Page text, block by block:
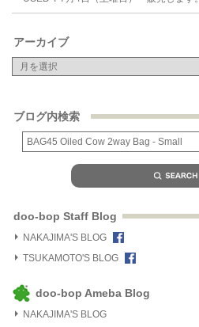
アーカイブ
ブログ内検索
doo-bop Staff Blog
NAKAJIMA'S BLOG
TSUKAMOTO'S BLOG
doo-bop Ameba Blog
NAKAJIMA'S BLOG